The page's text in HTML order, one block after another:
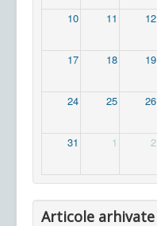
10 11 12
17 18 19
24 25 26
31 1 2
Articole arhivate